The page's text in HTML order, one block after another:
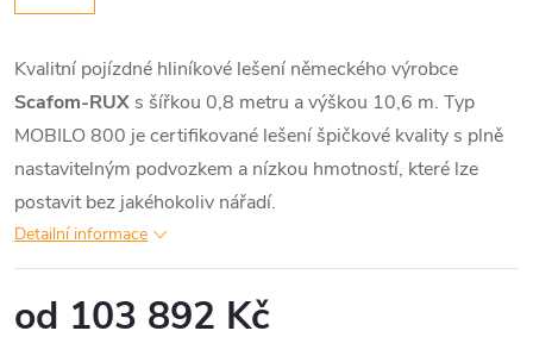
Kvalitní pojízdné hliníkové lešení německého výrobce
Scafom-RUX s šířkou 0,8 metru a výškou 10,6 m. Typ
MOBILO 800 je certifikované lešení špičkové kvality s plně
nastavitelným podvozkem a nízkou hmotností, které lze
postavit bez jakéhokoliv nářadí.
Detailní informace
od 103 892 Kč